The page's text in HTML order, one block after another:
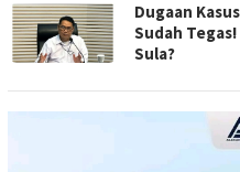
Dugaan
Sudah
Sula?